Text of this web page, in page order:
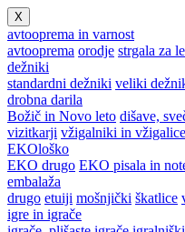
X
avtooprema in varnost
avtooprema orodje strgala za
dežniki
standardni dežniki veliki
drobna darila
Božič in Novo leto dišave,
vizitkarji vžigalniki in vžigalice
EKOloško
EKO drugo EKO pisala in
embalaža
drugo etuiji mošnjički škatlice
igre in igrače